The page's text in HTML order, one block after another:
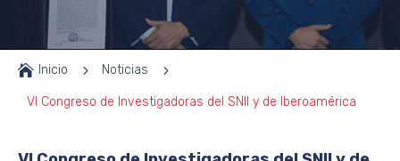
 Inicio 5 Noticias 5
VI Congreso de Investigadoras del SNII y de Iberoamérica